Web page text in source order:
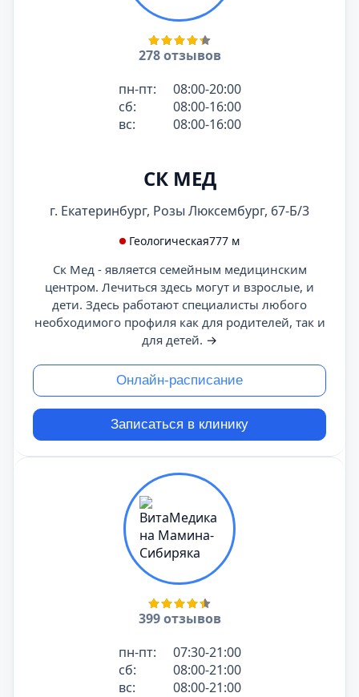
278 отзывов
пн-пт:
08:00-20:00
сб:
08:00-16:00
вс:
08:00-16:00
СК МЕД
г. Екатеринбург, Розы Люксембург, 67-Б/3
Геологическая777 м
Ск Мед - является семейным медицинским
центром. Лечиться здесь могут и взрослые, и
дети. Здесь работают специалисты любого
необходимого профиля как для родителей, так и
для детей. →
Онлайн-расписание
Записаться в клинику
399 отзывов
пн-пт:
07:30-21:00
сб:
08:00-21:00
вс:
08:00-21:00